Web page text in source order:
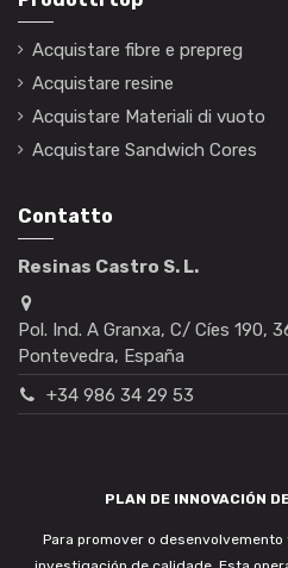
Acquistare fibre e prepreg
Acquistare resine
Acquistare Materiali di vuoto
Acquistare Sandwich Cores
Contatto
Resinas Castro S. L.
Pol. Ind. A Granxa, C/ Cíes 190,
Pontevedra, España
+34 986 34 29 53
PLAN DE INNOVACIÓN
Para promover o